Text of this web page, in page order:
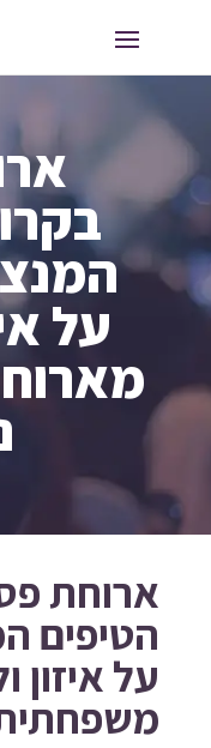
על
ארוחת
הטיפים
על איזון